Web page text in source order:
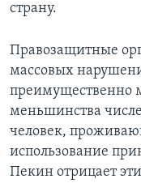
страну.
Правозащитные
массовых
преимущественно
меньшинства
человек,
использование
Пекин отрицает